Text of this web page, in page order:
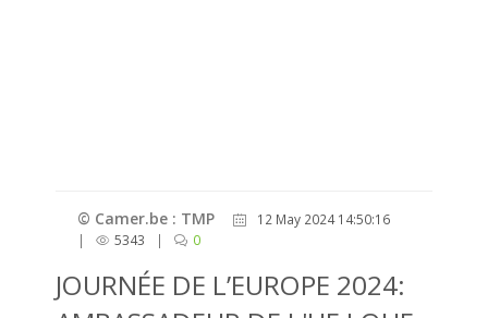
© Camer.be : TMP
12 May 2024 14:50:16
|
5343 | 0
JOURNÉE DE L’EUROPE 2024: